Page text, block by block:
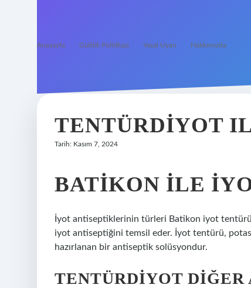
Anasayfa Gizlilik Politikası Yasal Uyarı Hakkımızda
TENTÜRDIYOT
Tarih: Kasım 7, 2024
BATIKON ILE
İyot antiseptiklerinin türleri Batikon iyot
iyot antiseptiğini temsil eder. İyot tentürü,
hazırlanan bir antiseptik solüsyondur.
TENTÜRDIYOT DIĞER